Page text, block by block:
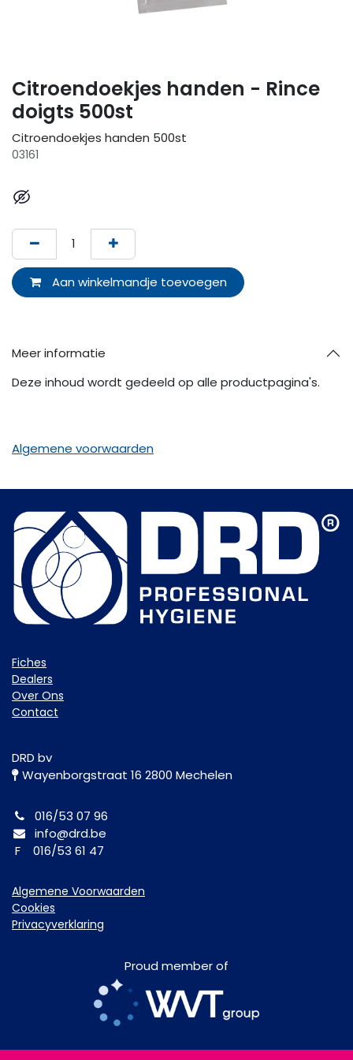
Citroendoekjes handen - Rince
doigts 500st
Citroendoekjes handen 500st
03161
Aan winkelmandje toevoegen
Meer informatie
Deze inhoud wordt gedeeld op alle productpagina's.
Algemene voorwaarden
Fiche​s
Dealers
Over Ons
Contact
DRD bv
Wayenborgstraat 16 2800 Mechelen
016/53 07 96
info@drd.be
F 016/53 61 47
Algemene Voorwaarden
Cookies
Privacyverklaring
Proud member of